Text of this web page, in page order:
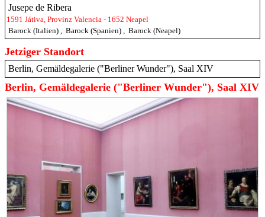
Jusepe de Ribera
1591 Játiva, Provinz Valencia - 1652 Neapel
Barock (Italien) , Barock (Spanien) , Barock (Neapel)
Jetziger Standort
Berlin, Gemäldegalerie ("Berliner Wunder"), Saal XIV
Berlin, Gemäldegalerie ("Berliner Wunder"), Saal XIV